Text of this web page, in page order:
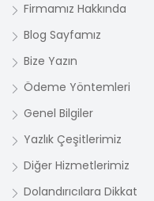
Firmamız Hakkında
Blog Sayfamız
Bize Yazın
Ödeme Yöntemleri
Genel Bilgiler
Yazlık Çeşitlerimiz
Diğer Hizmetlerimiz
Dolandırıcılara Dikkat